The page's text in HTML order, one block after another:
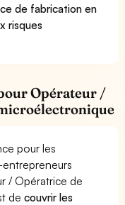
de fabrication en
risques
Opérateur /
pour les
/ Opératrice de
decouvrir les